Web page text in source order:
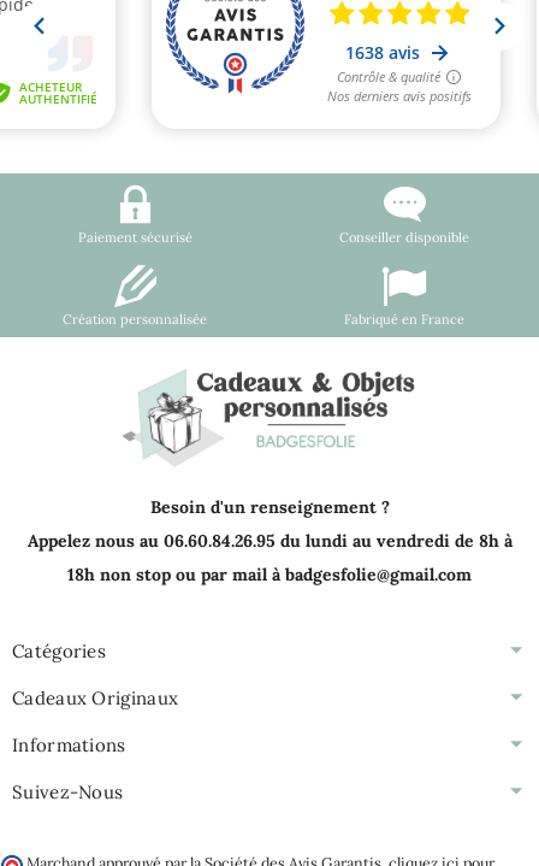
Paiement sécurisé Conseiller disponible
Création personnalisée Fabriqué en France
Besoin d'un renseignement ?
Appelez nous au 06.60.84.26.95 du lundi au vendredi de 8h à
18h non stop ou par mail à badgesfolie@gmail.com
Catégories
Cadeaux Originaux
Informations
Suivez-Nous